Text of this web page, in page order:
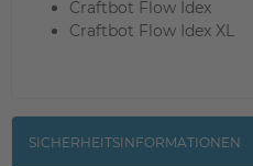
Craftbot Flow Idex
Craftbot Flow Idex XL
SICHERHEITSINFORMATIONEN